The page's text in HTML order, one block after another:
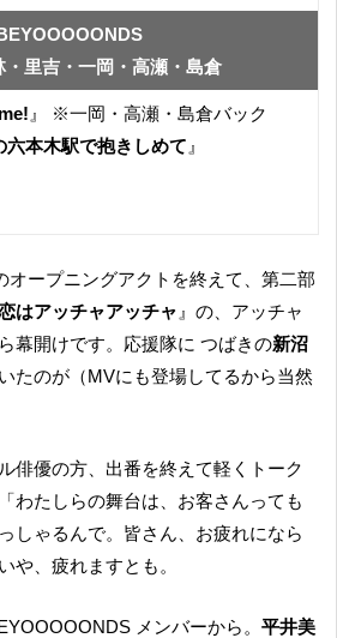
・里吉・一岡・高瀬・島倉
』 ※一岡・高瀬・島倉バック
六本木駅で抱きしめて 』
はアッチャアッチャ 』の、アッチャ
幕開けです。応援隊に つばきの新沼
たのが（MVにも登場してるから当然
わたしらの舞台は、お客さんっても
しゃるんで。皆さん、お疲れになら
や、疲れますとも。
メンバーから。平井美